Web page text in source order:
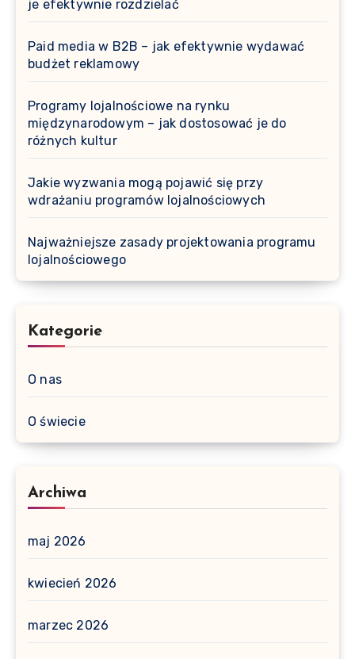
je efektywnie rozdzielać
Paid media w B2B – jak efektywnie wydawać
budżet reklamowy
Programy lojalnościowe na rynku
międzynarodowym – jak dostosować je do
różnych kultur
Jakie wyzwania mogą pojawić się przy
wdrażaniu programów lojalnościowych
Najważniejsze zasady projektowania programu
lojalnościowego
Kategorie
O nas
O świecie
Archiwa
maj 2026
kwiecień 2026
marzec 2026